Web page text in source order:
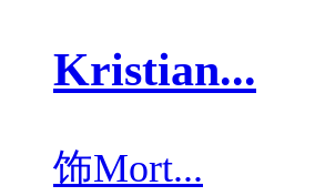
Kristian...
饰Mort...